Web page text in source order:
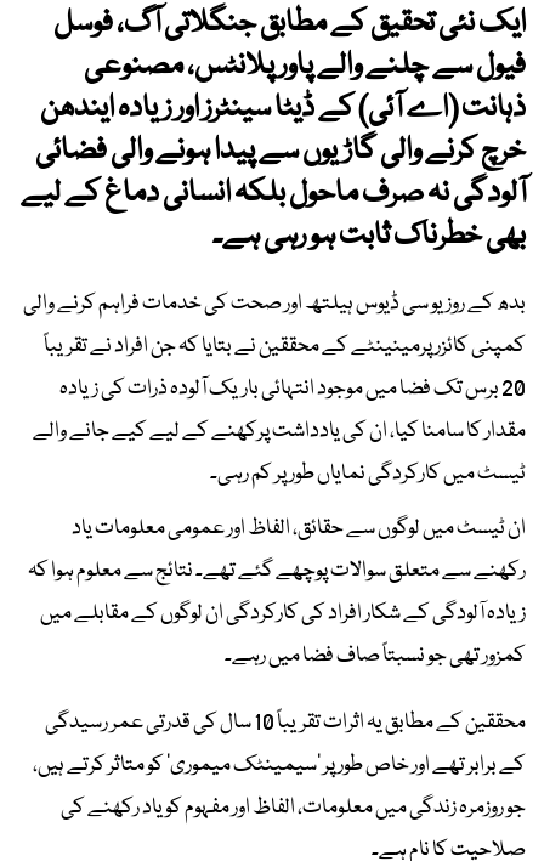
ایک نئی تحقیق کے مطابق جنگلاتی آگ، فوسل
فیول سے چلنے والے پاور پلانٹس، مصنوعی
ذہانت(اے آئی)کے ڈیٹا سینٹرز اور زیادہ ایندھن
خرچ کرنے والی گاڑیوں سے پیدا ہونے والی فضائی
آلودگی نہ صرف ماحول بلکہ انسانی دماغ کے لیے
بھی خطرناک ثابت ہو رہی ہے۔
بدھ کے روز یو سی ڈیوس ہیلتھ اور صحت کی خدمات فراہم کرنے والی
کمپنی کائزر پرمینینٹے کے محققین نے بتایا کہ جن افراد نے تقریباً
20 برس تک فضا میں موجود انتہائی باریک آلودہ ذرات کی زیادہ
مقدار کا سامنا کیا، ان کی یادداشت پرکھنے کے لیے کیے جانے والے
ٹیسٹ میں کارکردگی نمایاں طور پر کم رہی۔
ان ٹیسٹ میں لوگوں سے حقائق، الفاظ اور عمومی معلومات یاد
رکھنے سے متعلق سوالات پوچھے گئے تھے۔ نتائج سے معلوم ہوا کہ
زیادہ آلودگی کے شکار افراد کی کارکردگی ان لوگوں کے مقابلے میں
کمزور تھی جو نسبتاً صاف فضا میں رہے۔
محققین کے مطابق یہ اثرات تقریباً 10 سال کی قدرتی عمر رسیدگی
کے برابر تھے اور خاص طور پر ’سیمینٹک میموری‘ کو متاثر کرتے ہیں،
جو روزمرہ زندگی میں معلومات، الفاظ اور مفہوم کو یاد رکھنے کی
صلاحیت کا نام ہے۔